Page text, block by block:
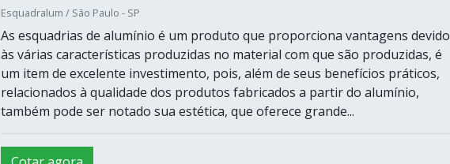
Esquadralum / São Paulo - SP
As esquadrias de alumínio é um produto que proporciona vantagens devido
às várias características produzidas no material com que são produzidas, é
um item de excelente investimento, pois, além de seus benefícios práticos,
relacionados à qualidade dos produtos fabricados a partir do alumínio,
também pode ser notado sua estética, que oferece grande...